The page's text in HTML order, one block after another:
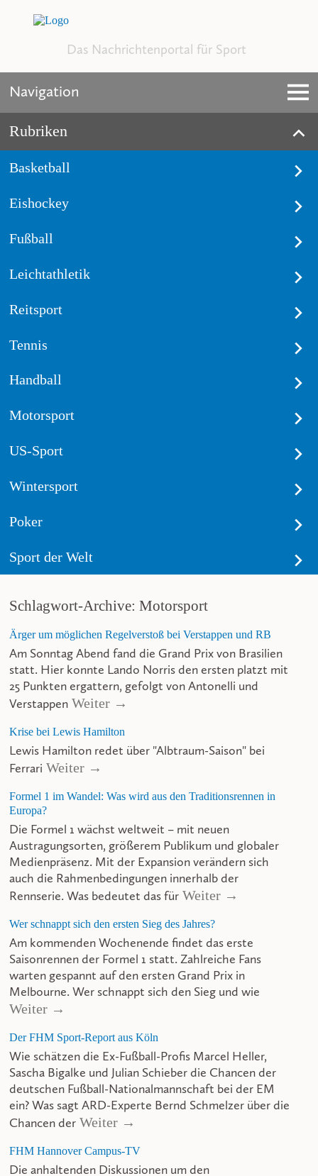
Das Nachrichtenportal für Sport
Navigation
Rubriken
Basketball
Eishockey
Fußball
Leichtathletik
Reitsport
Tennis
Handball
Motorsport
US-Sport
Wintersport
Poker
Sport der Welt
Schlagwort-Archive: Motorsport
Ärger um möglichen Regelverstoß bei Verstappen und RB
Am Sonntag Abend fand die Grand Prix von Brasilien
statt. Hier konnte Lando Norris den ersten platzt mit
25 Punkten ergattern, gefolgt von Antonelli und
Verstappen Weiter →
Krise bei Lewis Hamilton
Lewis Hamilton redet über "Albtraum-Saison" bei
Ferrari Weiter →
Formel 1 im Wandel: Was wird aus den Traditionsrennen in
Europa?
Die Formel 1 wächst weltweit – mit neuen
Austragungsorten, größerem Publikum und globaler
Medienpräsenz. Mit der Expansion verändern sich
auch die Rahmenbedingungen innerhalb der
Rennserie. Was bedeutet das für Weiter →
Wer schnappt sich den ersten Sieg des Jahres?
Am kommenden Wochenende findet das erste
Saisonrennen der Formel 1 statt. Zahlreiche Fans
warten gespannt auf den ersten Grand Prix in
Melbourne. Wer schnappt sich den Sieg und wie
Weiter →
Der FHM Sport-Report aus Köln
Wie schätzen die Ex-Fußball-Profis Marcel Heller,
Sascha Bigalke und Julian Schieber die Chancen der
deutschen Fußball-Nationalmannschaft bei der EM
ein? Was sagt ARD-Experte Bernd Schmelzer über die
Chancen der Weiter →
FHM Hannover Campus-TV
Die anhaltenden Diskussionen um den